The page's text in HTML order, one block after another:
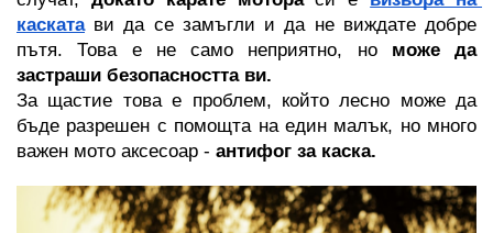
МОТО ОКАЧВАНЕ
СИГУРНОСТ
РЪКАВИЦИ MTB/ВЕЛО
каската ви да се замъгли и да не виждате добре
пътя. Това е не само неприятно, но може да
застраши безопасността ви.
За щастие това е проблем, който лесно може да
бъде разрешен с помощта на един малък, но много
важен мото аксесоар - антифог за каска.